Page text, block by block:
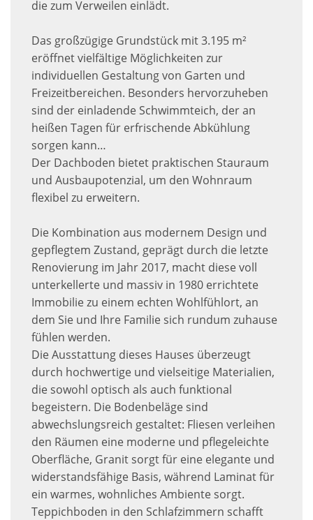
die zum Verweilen einlädt.
Das großzügige Grundstück mit 3.195 m²
eröffnet vielfältige Möglichkeiten zur
individuellen Gestaltung von Garten und
Freizeitbereichen. Besonders hervorzuheben
sind der einladende Schwimmteich, der an
heißen Tagen für erfrischende Abkühlung
sorgen kann…
Der Dachboden bietet praktischen Stauraum
und Ausbaupotenzial, um den Wohnraum
flexibel zu erweitern.
Die Kombination aus modernem Design und
gepflegtem Zustand, geprägt durch die letzte
Renovierung im Jahr 2017, macht diese voll
unterkellerte und massiv in 1980 errichtete
Immobilie zu einem echten Wohlfühlort, an
dem Sie und Ihre Familie sich rundum zuhause
fühlen werden.
Die Ausstattung dieses Hauses überzeugt
durch hochwertige und vielseitige Materialien,
die sowohl optisch als auch funktional
begeistern. Die Bodenbeläge sind
abwechslungsreich gestaltet: Fliesen verleihen
den Räumen eine moderne und pflegeleichte
Oberfläche, Granit sorgt für eine elegante und
widerstandsfähige Basis, während Laminat für
ein warmes, wohnliches Ambiente sorgt.
Teppichboden in den Schlafzimmern schafft